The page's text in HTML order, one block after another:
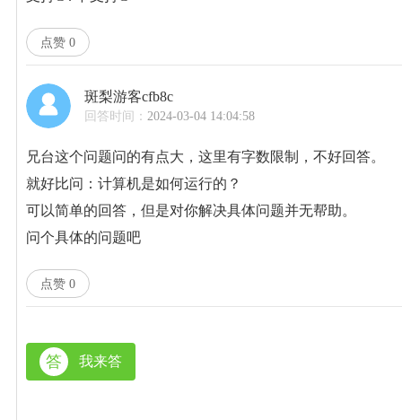
点赞 0
斑梨游客cfb8c
回答时间：2024-03-04 14:04:58
兄台这个问题问的有点大，这里有字数限制，不好回答。
就好比问：计算机是如何运行的？
可以简单的回答，但是对你解决具体问题并无帮助。
问个具体的问题吧
点赞 0
答 我来答